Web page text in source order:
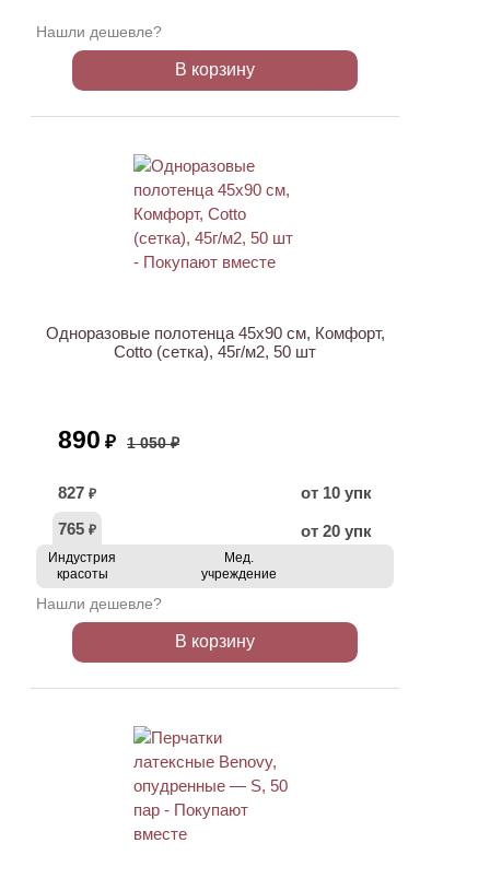
Нашли дешевле?
В корзину
Одноразовые полотенца 45х90 см, Комфорт,
Cotto (сетка), 45г/м2, 50 шт
890 ₽ 1 050 ₽
827 ₽
от 10 упк
765 ₽ от 20 упк
Индустрия
красоты
Мед.
учреждение
Нашли дешевле?
В корзину